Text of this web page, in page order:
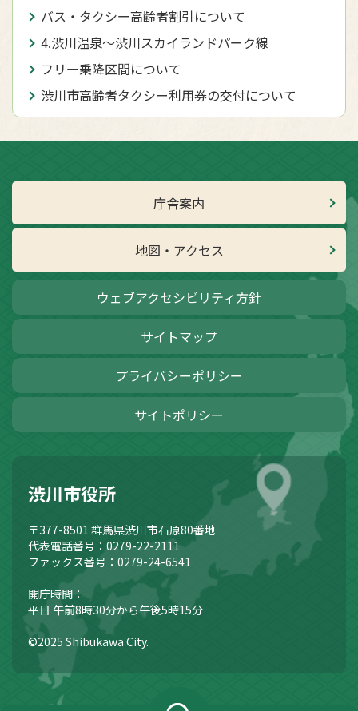
バス・タクシー高齢者割引について
4.渋川温泉～渋川スカイランドパーク線
フリー乗降区間について
渋川市高齢者タクシー利用券の交付について
庁舎案内
地図・アクセス
ウェブアクセシビリティ方針
サイトマップ
プライバシーポリシー
サイトポリシー
渋川市役所
〒377-8501 群馬県渋川市石原80番地
代表電話番号：0279-22-2111
ファックス番号：0279-24-6541
開庁時間：
平日 午前8時30分から午後5時15分
©2025 Shibukawa City.